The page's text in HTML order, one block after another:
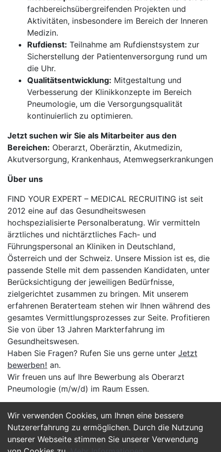
Wir verwenden Cookies, um Ihnen eine bessere
Nutzererfahrung zu ermöglichen. Durch die Nutzung
unserer Webseite stimmen Sie unserer Verwendung
fachbereichsübergreifenden Projekten und
Aktivitäten, insbesondere im Bereich der Inneren
Medizin.
Rufdienst: Teilnahme am Rufdienstsystem zur
Sicherstellung der Patientenversorgung rund um
die Uhr.
Qualitätsentwicklung: Mitgestaltung und
Verbesserung der Klinikkonzepte im Bereich
Pneumologie, um die Versorgungsqualität
kontinuierlich zu optimieren.
Jetzt suchen wir Sie als Mitarbeiter aus den
Bereichen: Oberarzt, Oberärztin, Akutmedizin,
Akutversorgung, Krankenhaus, Atemwegserkrankungen
Über uns
FIND YOUR EXPERT – MEDICAL RECRUITING ist seit
2012 eine auf das Gesundheitswesen
hochspezialisierte Personalberatung. Wir vermitteln
ärztliches und nichtärztliches Fach- und
Führungspersonal an Kliniken in Deutschland,
Österreich und der Schweiz. Unsere Mission ist es, die
passende Stelle mit dem passenden Kandidaten, unter
Berücksichtigung der jeweiligen Bedürfnisse,
zielgerichtet zusammen zu bringen. Mit unserem
erfahrenen Beraterteam stehen wir Ihnen während des
gesamtes Vermittlungsprozesses zur Seite. Profitieren
Sie von über 13 Jahren Markterfahrung im
Gesundheitswesen.
Haben Sie Fragen? Rufen Sie uns gerne unter Jetzt
bewerben! an.
Wir freuen uns auf Ihre Bewerbung als Oberarzt
Pneumologie (m/w/d) im Raum Essen.
Jetzt Bewerben